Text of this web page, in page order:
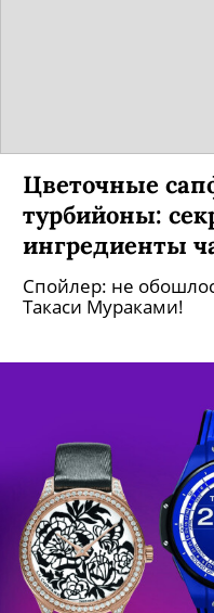
Цветочные
турбийоны:
ингредиенты
Спойлер: не
Такаси Мураками!